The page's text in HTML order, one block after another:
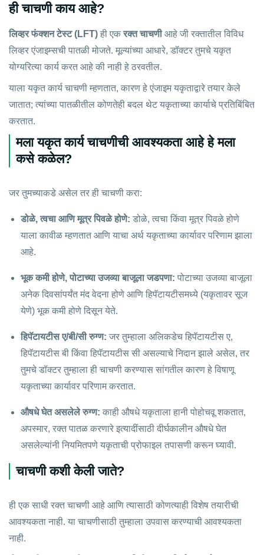
ही चाचणी काय आहे?
लिव्हर फंक्शन टेस्ट (LFT) ही एकरक्त चाचणीआहे जी रक्तातील विविध
लिव्हर एंजाइम्सची पातळी मोजते. मूल्यांच्या आधारे, डॉक्टर तुमचे यकृत
योग्यरित्या कार्य करत आहे की नाही हे ठरवतील.
याला यकृत कार्य चाचणी म्हणतात, कारण हे एंजाइम यकृताद्वारे तयार केले
जातात; त्यांच्या पातळीतील कोणतेही बदल थेट यकृताच्या कार्याचे प्रतिबिंबित
करतात.
मला यकृत कार्य चाचणीची आवश्यकता आहे हे मला
कसे कळेल?
जर तुमच्याकडे असेल तर ही चाचणी करा:
डोळे, त्वचा आणि मूत्र पिवळे होणे: डोळे, त्वचा किंवा मूत्र पिवळे होणे
याला कावीळ म्हणतात आणि याचा अर्थ यकृताच्या कार्यावर परिणाम झाला
आहे.
भूक कमी होणे, पोटाच्या उजव्या बाजूला जडपणा: पोटाच्या उजव्या बाजूला
अनेक दिवसांपर्यंत मंद वेदना होणे आणि हिपॅटायटीसमध्ये (यकृतावर सूज
येणे) भूक कमी होणे दिसून येते.
हिपॅटायटीस ए/बी/सी रुग्ण: जर तुम्हाला अलिकडेच हिपॅटायटीस ए,
हिपॅटायटीस बी किंवा हिपॅटायटीस सी असल्याचे निदान झाले असेल, तर
तुमचे डॉक्टर तुम्हाला ही चाचणी करण्यास सांगतील कारण हे विषाणू
यकृताच्या कार्यावर परिणाम करतात.
औषधे घेत असलेले रुग्ण: काही औषधे यकृताला हानी पोहोचवू शकतात,
अपस्मार, रक्त पातळ करणारे इत्यादींसाठी दीर्घकालीन औषधे घेत
असलेल्यांनी नियमितपणे यकृताची प्रोफाइल तपासणी करून घ्यावी.
चाचणी कशी केली जाते?
ही एक साधी रक्त चाचणी आहे आणि त्यासाठी कोणत्याही विशेष तयारीची
आवश्यकता नाही. या चाचणीसाठी तुम्हाला उपवास करण्याची आवश्यकता
नाही.